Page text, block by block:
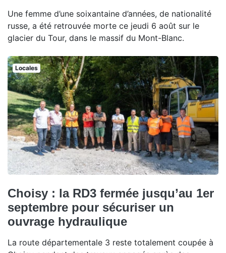
Une femme d’une soixantaine d’années, de nationalité
russe, a été retrouvée morte ce jeudi 6 août sur le
glacier du Tour, dans le massif du Mont-Blanc.
Locales
Choisy : la RD3 fermée jusqu’au 1er
septembre pour sécuriser un
ouvrage hydraulique
La route départementale 3 reste totalement coupée à